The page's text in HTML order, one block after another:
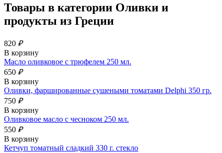
Товары в категории Оливки и
продукты из Греции
820 ₽
В корзину
Масло оливковое с трюфелем 250 мл.
650 ₽
В корзину
Оливки, фаршированные сушеными томатами Delphi 350 гр.
750 ₽
В корзину
Оливковое масло с чесноком 250 мл.
550 ₽
В корзину
Кетчуп томатный сладкий 330 г. стекло